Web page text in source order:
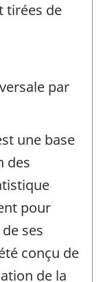
tirées de
par
une base
des
pour
ses
conçu de
de la